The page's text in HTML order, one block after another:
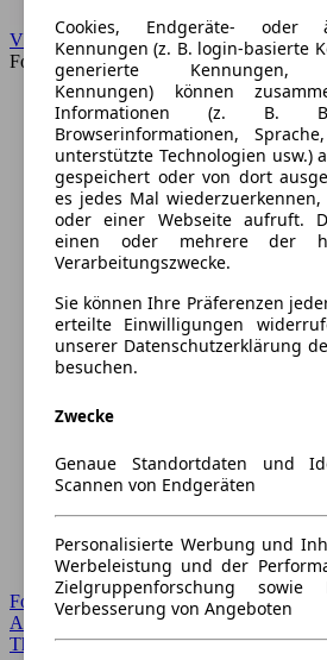
VW
Forum
Forum Startseite
Alle Auto-Foren
Themen-Forum
Cookies, Endgeräte- oder
Kennungen (z. B. login-basierte
generierte Kennungen,
Kennungen) können
Informationen (z. B.
Browserinformationen,
unterstützte Technologien usw.)
gespeichert oder von dort
es jedes Mal
oder einer Webseite aufruft.
einen oder mehrere der
Verarbeitungszwecke.
Sie können Ihre Präferenzen
erteilte Einwilligungen
unserer Datenschutzerklärung
besuchen.
Zwecke
Genaue Standortdaten und
Scannen von Endgeräten
Personalisierte Werbung und
Werbeleistung und der
Zielgruppenforschung sowie
Verbesserung von Angeboten